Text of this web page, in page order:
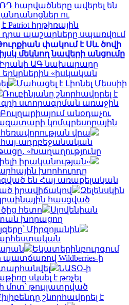
ՌԴ հարվածները ավերել են
ու
է Patriot հրթիռային
դրա պաշարները սպառվում
փակում է Սև ծովի
մեկնող նավերի անցումը
Իրանի ԱԳ նախարարը
«իսկական
Մահացել է Լիոնել Մեսսիի
Ռուբինյանը շնորհավորել է
ստորագրման առաջին
Բուլղարիայում անօդաչու
կոմպրեսորային
վրա
հայ-ադրբեջանական
«Խաղաղությունը
իրականության»
խորհուրդը
են Հայ առաքելական
իրավիճակով
Զելենսկին
հասցված
հետո
Սլովենիան
խորացող
Միրզոյանին
արհեստական
Եկատերինբուրգում
Wildberries-ի
ՆԱՏՕ-ի
սկսել է թռչել
թույլատրված
շնորհավորել է